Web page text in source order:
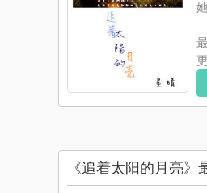
《追着太阳的月亮》